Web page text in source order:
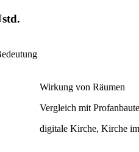
Wirkung von Räumen
Vergleich mit
digitale Kirche, Kirche